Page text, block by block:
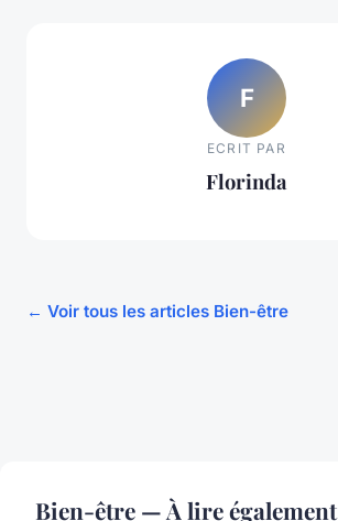
F
ECRIT PAR
Florinda
← Voir tous les articles Bien-être
Bien-être — À lire également